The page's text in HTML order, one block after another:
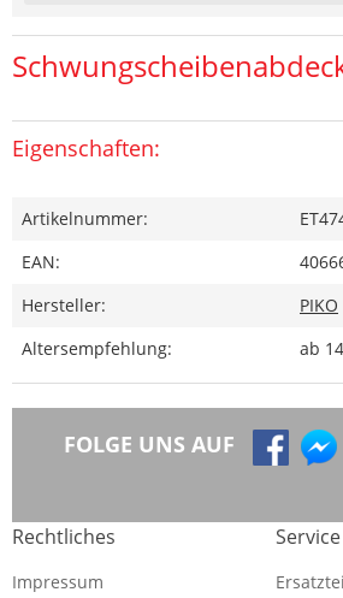
Eigenschaften:
Artikelnummer:
EAN:
Hersteller:
PIKO
Altersempfehlung:
ab
FOLGE UNS AUF
Rechtliches
Impressum
Service